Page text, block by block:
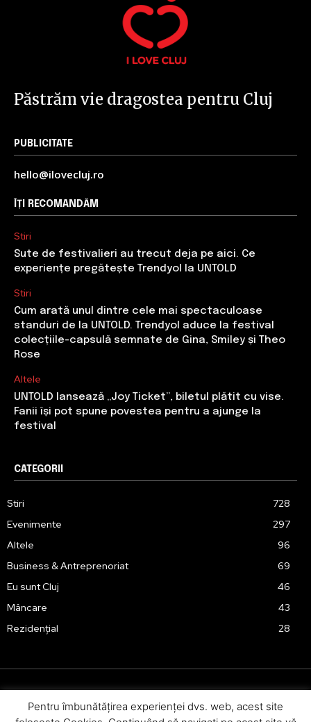
Păstrăm vie dragostea pentru Cluj
PUBLICITATE
hello@ilovecluj.ro
ÎȚI RECOMANDĂM
Stiri
Sute de festivalieri au trecut deja pe aici. Ce
experiențe pregătește Trendyol la UNTOLD
Stiri
Cum arată unul dintre cele mai spectaculoase
standuri de la UNTOLD. Trendyol aduce la festival
colecțiile-capsulă semnate de Gina, Smiley și Theo
Rose
Altele
UNTOLD lansează „Joy Ticket”, biletul plătit cu vise.
Fanii își pot spune povestea pentru a ajunge la
festival
CATEGORII
Stiri
728
Evenimente
297
Altele
96
Business & Antreprenoriat
69
Eu sunt Cluj
46
Mâncare
43
Rezidențial
28
Urmărește-ne în social media:
Pentru îmbunătăţirea experienţei dvs. web, acest site